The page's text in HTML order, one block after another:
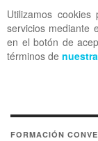
Utilizamos
servicios mediante
en el botón de
términos de
OFF CANVAS
FORMACIÓN